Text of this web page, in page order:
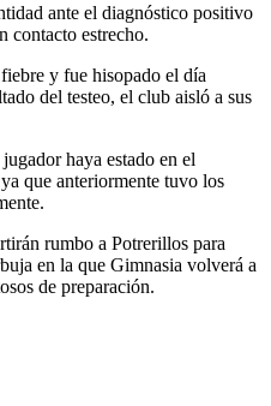
ante el diagnóstico positivo
contacto estrecho.
y fue hisopado el día
del testeo, el club aisló a sus
haya estado en el
que anteriormente tuvo los
rumbo a Potrerillos para
en la que Gimnasia volverá a
de preparación.